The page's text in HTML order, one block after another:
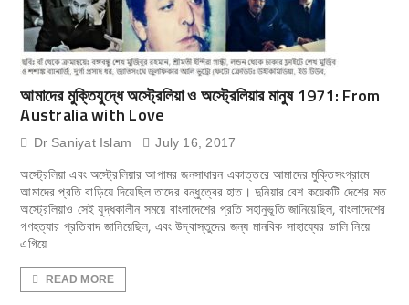
আমাদের মুক্তিযুদ্ধে অস্ট্রেলিয়া ও অস্ট্রেলিয়ার মানুষ 1971: From
Australia with Love
Dr Saniyat Islam July 16, 2017
অস্ট্রেলিয়া এবং অস্ট্রেলিয়ার আপামর জনসাধারন একাত্তরে আমাদের মুক্তিসংগ্রামে
আমাদের প্রতি বাড়িয়ে দিয়েছিল তাদের বন্ধুত্বের হাত। দুনিয়ার বেশ কয়েকটি দেশের মত
অস্ট্রেলিয়াও সেই যুদ্ধকালীন সময়ে বাংলাদেশের প্রতি সহানুভূতি জানিয়েছিল, বাংলাদেশের
গণহত্যার প্রতিবাদ জানিয়েছিল, এবং উদ্বাস্তুদের জন্য মানবিক সাহায্যের ডালি নিয়ে
এগিয়ে
READ MORE